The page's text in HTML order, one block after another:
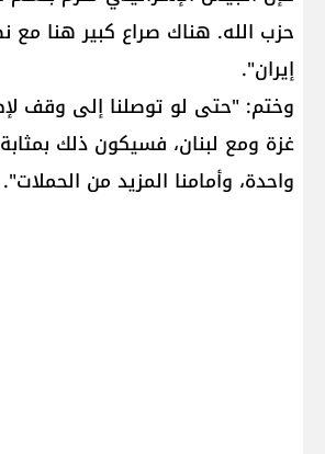
حزب الله. هناك صراع كبير هنا مع
إيران".
وختم: "حتى لو توصلنا إلى وقف
غزة ومع لبنان، فسيكون ذلك
واحدة، وأمامنا المزيد من الحملات".